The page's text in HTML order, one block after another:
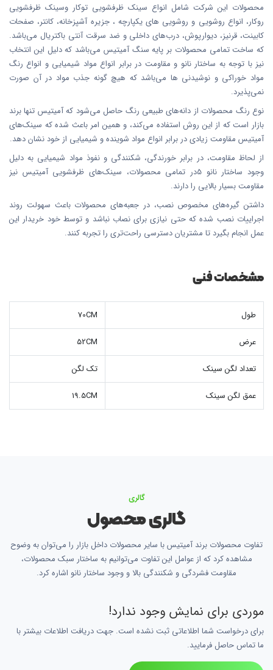
محصولات این شرکت شامل انواع سینک ظرفشویی توکار وسینک ظرفشویی
روکار، انواع روشویی و روشویی های یکپارچه ، جزیره آشپزخانه، کانتر، صفحات
کابینت، قرنیز، دیوارپوش، درب‌های داخلی و ضد سرقت آنتی باکتریال می‌باشد.
که ساخت تمامی محصولات بر پایه سنگ آمیتیس می‌باشد که دلیل این انتخاب
نیز با توجه به ساختار نانو و مقاومت در برابر انواع مواد شیمیایی و انواع رنگ
مواد خوراکی و نوشیدنی ها می‌باشد که هیچ گونه جذب مواد در آن صورت
نمی‌پذیرد.
نوع رنگ محصولات از دانه‌های طبیعی رنگ حاصل می‌شود که آمیتیس تنها برند
بازار است که از این روش استفاده می‌کند، و همین امر باعث شده که سینک‌های
آمیتیس مقاومت زیادی در برابر انواع مواد شوینده و شیمیایی از خود نشان دهد.
از لحاظ مقاومت، در برابر خورندگی، شکنندگی و نفوذ مواد شیمیایی به دلیل
وجود ساختار نانو 5در تمامی محصولات، سینک‌های ظرفشویی آمیتیس نیز
مقاومت بسیار بالایی را دارند.
داشتن گیره‌های مخصوص نصب، در جعبه‌های محصولات باعث سهولت روند
اجراییات نصب شده که حتی نیازی برای نصاب نباشد و توسط خود خریدار این
عمل انجام بگیرد تا مشتریان دسترسی راحت‌تری را تجربه کنند.
مشخصات فنی
طول 70CM
عرض 52CM
تعداد لگن سینک تک لگن
عمق لگن سینک 19.5CM
گالری
گالری محصول
تفاوت محصولات برند آمیتیس با سایر محصولات داخل بازار را می‌توان به وضوح
مشاهده کرد که از عوامل این تفاوت می‌توانیم به ساختار سبک محصولات،
مقاومت فشردگی و شکنندگی بالا و وجود ساختار نانو اشاره کرد.
موردی برای نمایش وجود ندارد!
برای درخواست شما اطلاعاتی ثبت نشده است. جهت دریافت اطلاعات بیشتر با
ما تماس حاصل فرمایید.